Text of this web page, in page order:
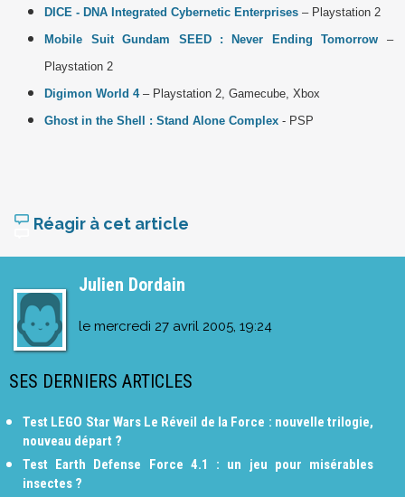
DICE - DNA Integrated Cybernetic Enterprises – Playstation 2
Mobile Suit Gundam SEED : Never Ending Tomorrow –
Playstation 2
Digimon World 4– Playstation 2, Gamecube, Xbox
Ghost in the Shell : Stand Alone Complex - PSP
Réagir à cet article
Julien Dordain
le mercredi 27 avril 2005, 19:24
SES DERNIERS ARTICLES
Test LEGO Star Wars Le Réveil de la Force : nouvelle trilogie,
nouveau départ ?
Test Earth Defense Force 4.1 : un jeu pour misérables
insectes ?